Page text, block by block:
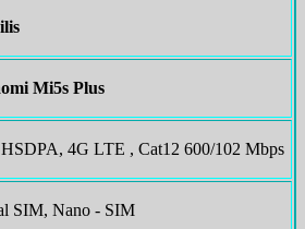
Mi5s Plus
4G LTE , Cat12 600/102 Mbps
SIM, Nano - SIM